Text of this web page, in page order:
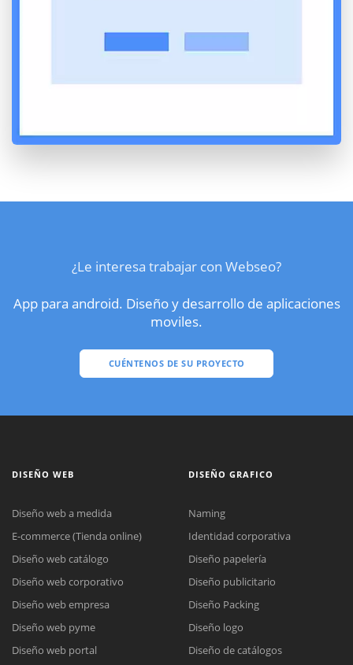
¿Le interesa trabajar con Webseo?
App para android. Diseño y desarrollo de aplicaciones
moviles.
CUÉNTENOS DE SU PROYECTO
DISEÑO WEB
Diseño web a medida
E-commerce (Tienda online)
Diseño web catálogo
Diseño web corporativo
Diseño web empresa
Diseño web pyme
Diseño web portal
DISEÑO GRAFICO
Naming
Identidad corporativa
Diseño papelería
Diseño publicitario
Diseño Packing
Diseño logo
Diseño de catálogos